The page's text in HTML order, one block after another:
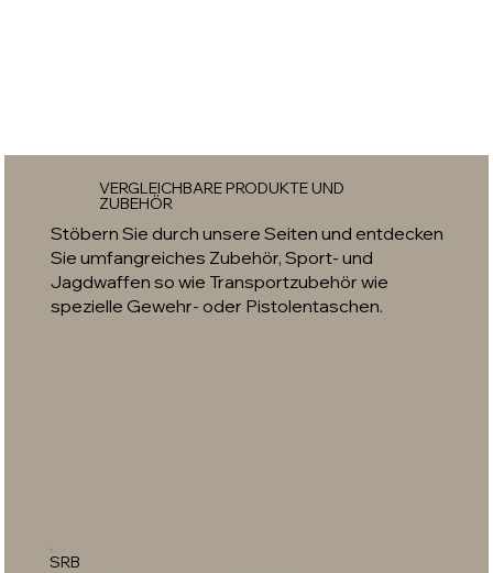
VERGLEICHBARE PRODUKTE UND
ZUBEHÖR
Stöbern Sie durch unsere Seiten und entdecken
Sie umfangreiches Zubehör, Sport- und
Jagdwaffen so wie Transportzubehör wie
spezielle Gewehr- oder Pistolentaschen.
SRB